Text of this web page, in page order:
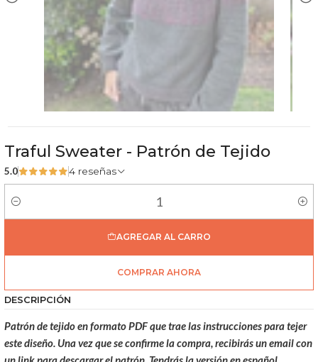
Traful Sweater - Patrón de Tejido
5.0 4 reseñas
Cantidad
AGREGAR AL CARRO
COMPRAR AHORA
DESCRIPCIÓN
Patrón de tejido en formato PDF que trae las instrucciones para tejer
este diseño. Una vez que se confirme la compra, recibirás un email con